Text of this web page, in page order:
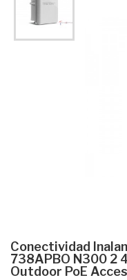
Conectividad
738APBO N300 2
Outdoor PoE